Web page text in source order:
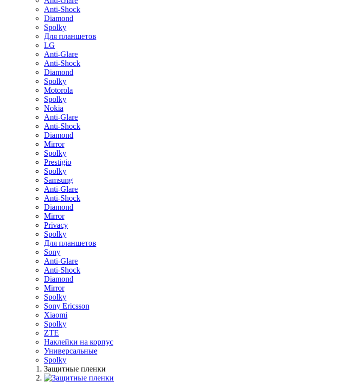
Anti-Shock
Diamond
Spolky
Для планшетов
LG
Anti-Glare
Anti-Shock
Diamond
Spolky
Motorola
Spolky
Nokia
Anti-Glare
Anti-Shock
Diamond
Mirror
Spolky
Prestigio
Spolky
Samsung
Anti-Glare
Anti-Shock
Diamond
Mirror
Privacy
Spolky
Для планшетов
Sony
Anti-Glare
Anti-Shock
Diamond
Mirror
Spolky
Sony Ericsson
Xiaomi
Spolky
ZTE
Наклейки на корпус
Универсальные
Spolky
Защитные пленки